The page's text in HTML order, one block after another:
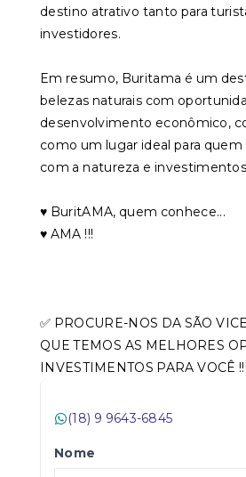
destino atrativo tanto para
investidores.
Em resumo, Buritama é um
belezas naturais com
desenvolvimento econômico,
como um lugar ideal para
com a natureza e
♥️ BuritAMA, quem conhece...
♥️ AMA !!!
✅ PROCURE-NOS DA SÃO
QUE TEMOS AS MELHORES
INVESTIMENTOS PARA VOCÊ
(18) 9 9643-6845
Nome